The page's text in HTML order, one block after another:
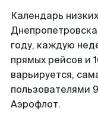
Календарь
году, каждую
прямых рейсов и
варьируется,
пользователями
Аэрофлот.